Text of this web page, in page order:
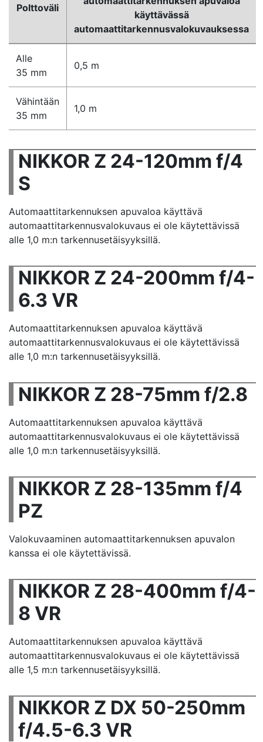
Polttoväli
käyttävässä
automaattitarkennusvalokuvauksessa
Alle
35 mm
0,5 m
Vähintään
35 mm
1,0 m
NIKKOR Z 24-120mm f/4
S
Automaattitarkennuksen apuvaloa käyttävä
automaattitarkennusvalokuvaus ei ole käytettävissä
alle 1,0 m:n tarkennusetäisyyksillä.
NIKKOR Z 24-200mm f/4-
6.3 VR
Automaattitarkennuksen apuvaloa käyttävä
automaattitarkennusvalokuvaus ei ole käytettävissä
alle 1,0 m:n tarkennusetäisyyksillä.
NIKKOR Z 28-75mm f/2.8
Automaattitarkennuksen apuvaloa käyttävä
automaattitarkennusvalokuvaus ei ole käytettävissä
alle 1,0 m:n tarkennusetäisyyksillä.
NIKKOR Z 28-135mm f/4
PZ
Valokuvaaminen automaattitarkennuksen apuvalon
kanssa ei ole käytettävissä.
NIKKOR Z 28-400mm f/4-
8 VR
Automaattitarkennuksen apuvaloa käyttävä
automaattitarkennusvalokuvaus ei ole käytettävissä
alle 1,5 m:n tarkennusetäisyyksillä.
NIKKOR Z DX 50-250mm
f/4.5-6.3 VR